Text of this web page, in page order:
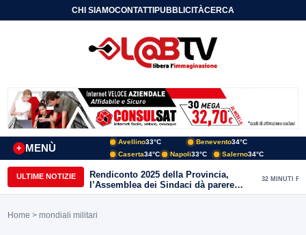
CHI SIAMOCONTATTIPUBBLICITÀCERCA
MENÙ
+
Avellino33°C Benevento34°C
Caserta34°C Napoli33°C Salerno34°C
ULTIME NOTIZIE
Rendiconto 2025 della Provincia,
l’Assemblea dei Sindaci dà parere
favorevole all’unanimità
32 MINUTI FA
Home > mondiali militari